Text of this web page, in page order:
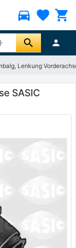
directions_car favorite shopping_cart
search person
Lenkung
SASIC